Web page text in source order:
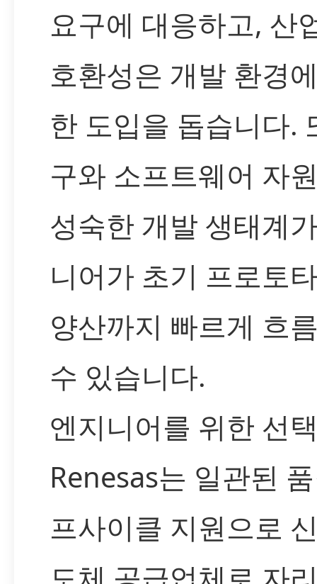
요구에 대응하고, 산
호환성은 개발 환경
한 도입을 돕습니다.
구와 소프트웨어 자
성숙한 개발 생태계
니어가 초기 프로토
양산까지 빠르게 흐
수 있습니다.
엔지니어를 위한 선
Renesas는 일관된
프사이클 지원으로